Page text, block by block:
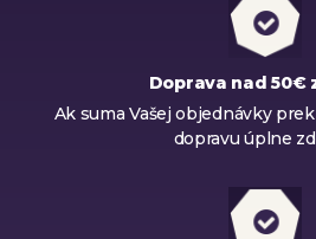
Doprava nad 50€
Ak suma Vašej objednávky
dopravu úplne